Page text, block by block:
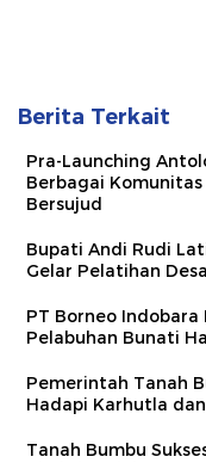
Berita Terkait
Pra-Launching
Berbagai
Bersujud
Bupati Andi Rudi
Gelar Pelatihan
PT Borneo
Pelabuhan Bunati
Pemerintah Tanah
Hadapi Karhutla
Tanah Bumbu